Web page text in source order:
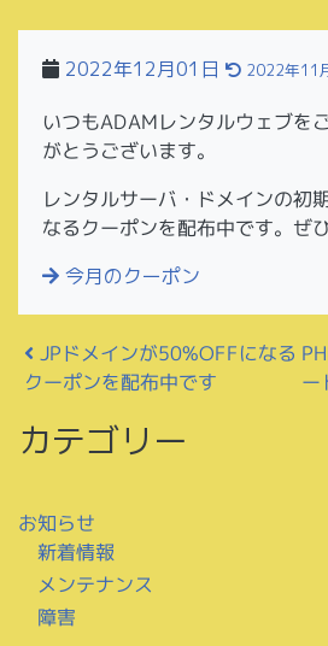
2022年12月01日 2022年11
いつもADAMレンタルウェブを
がとうございます。
レンタルサーバ・ドメインの初
なるクーポンを配布中です。ぜ
今月のクーポン
投稿ナビゲーシ
JPドメインが50%OFFになる
クーポンを配布中です ー
カテゴリー
お知らせ
新着情報
メンテナンス
障害